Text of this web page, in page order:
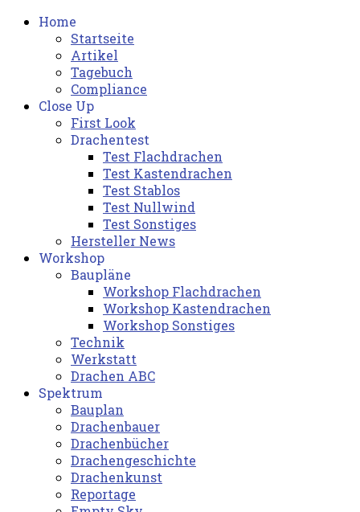
Home
Startseite
Artikel
Tagebuch
Compliance
Close Up
First Look
Drachentest
Test Flachdrachen
Test Kastendrachen
Test Stablos
Test Nullwind
Test Sonstiges
Hersteller News
Workshop
Baupläne
Workshop Flachdrachen
Workshop Kastendrachen
Workshop Sonstiges
Technik
Werkstatt
Drachen ABC
Spektrum
Bauplan
Drachenbauer
Drachenbücher
Drachengeschichte
Drachenkunst
Reportage